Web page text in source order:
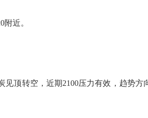
近。
顶转空，近期2100压力有效，趋势方